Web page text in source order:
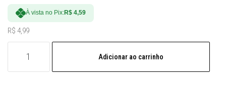
À vista no Pix:R$ 4,59
R$ 4,99
MALETINHA
Adicionar ao carrinho